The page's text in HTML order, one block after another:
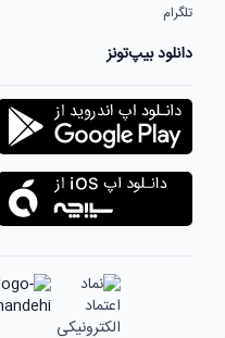
تلگرام
دانلود بیپ‌تونز